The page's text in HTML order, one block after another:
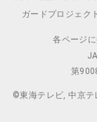
ガードプロジェク
各ページ
第
©東海テレビ, 中京テ